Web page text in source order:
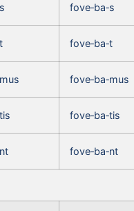
fove‑ba‑s
fove‑ba‑t
fove‑ba‑mus
fove‑ba‑tis
fove‑ba‑nt